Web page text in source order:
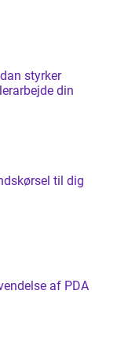
styrker
din
til dig
af PDA